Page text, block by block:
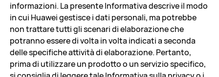
informazioni. La presente Informativa descrive il modo
in cui Huawei gestisce i dati personali, ma potrebbe
non trattare tutti gli scenari di elaborazione che
potranno essere di volta in volta indicati a seconda
delle specifiche attività di elaborazione. Pertanto,
prima di utilizzare un prodotto o un servizio specifico,